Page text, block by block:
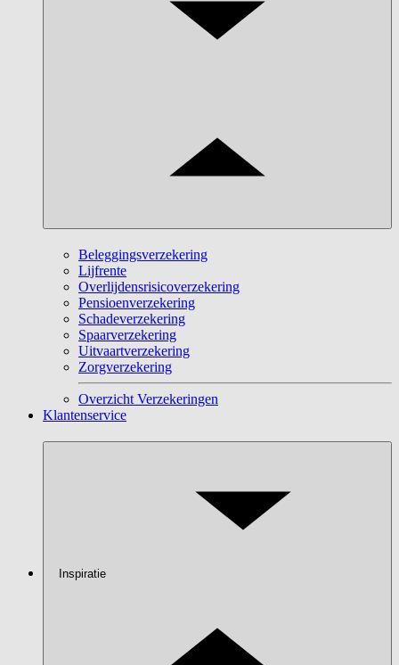
Beleggingsverzekering
Lijfrente
Overlijdensrisicoverzekering
Pensioenverzekering
Schadeverzekering
Spaarverzekering
Uitvaartverzekering
Zorgverzekering
Overzicht Verzekeringen
Klantenservice
Inspiratie